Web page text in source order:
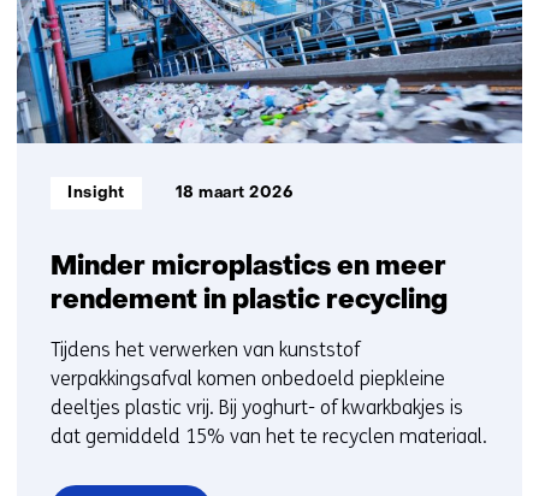
5
Minder microplastics en meer
rendement in plastic recycling
Informatietype:
Insight 18 maart 2026
Tijdens het verwerken van kunststof
verpakkingsafval komen onbedoeld piepkleine
deeltjes plastic vrij. Bij yoghurt- of kwarkbakjes is
dat gemiddeld 15% van het te recyclen materiaal.